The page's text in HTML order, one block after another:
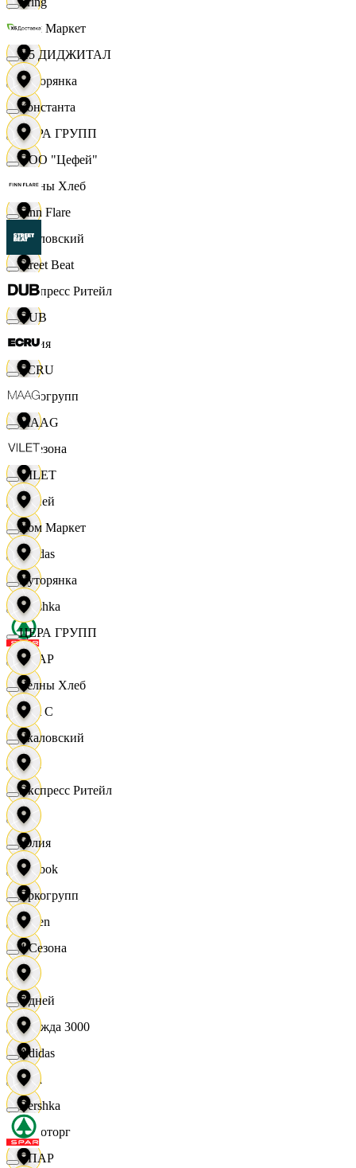
Хом Маркет
Хуторянка
ЦЕРА ГРУПП
Челны Хлеб
Чкаловский
Экспресс Ритейл
Юлия
Яркогрупп
4 Сезона
7 дней
Adidas
Bershka
СПАР
M A C
OBI
RE
Reebok
Seven
XC
Одежда 3000
Zara
Агроторг
X5 ДИДЖИТАЛ
Константа
ООО "Цефей"
Finn Flare
Street Beat
DUB
ECRU
MAAG
VILET
Хом Маркет
Хуторянка
ЦЕРА ГРУПП
Челны Хлеб
Чкаловский
Экспресс Ритейл
Юлия
Яркогрупп
4 Сезона
7 дней
Adidas
Bershka
СПАР